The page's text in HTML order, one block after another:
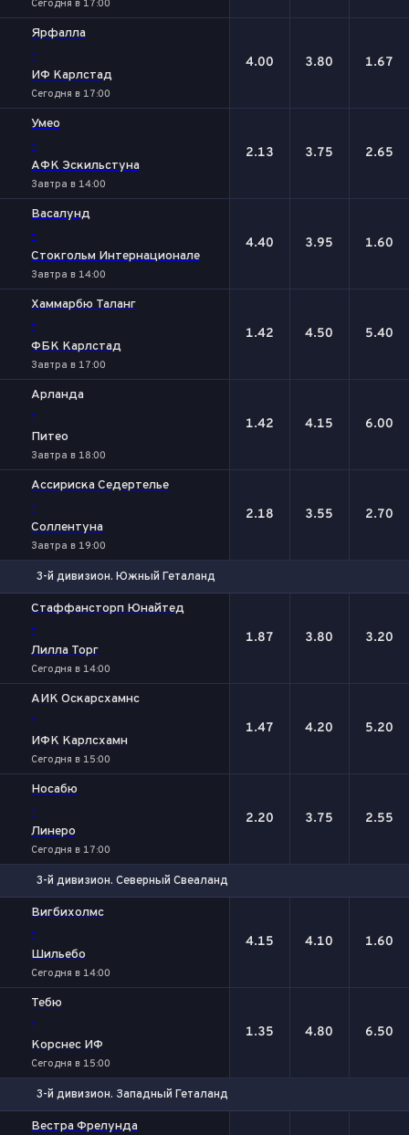
Сегодня в 17:00
Ярфалла
-
ИФ Карлстад
Сегодня в 17:00
4.00 3.80 1.67
Умео
-
АФК Эскильстуна
Завтра в 14:00
2.13 3.75 2.65
Васалунд
-
Стокгольм Интернационале
Завтра в 14:00
4.40 3.95 1.60
Хаммарбю Таланг
-
ФБК Карлстад
Завтра в 17:00
1.42 4.50 5.40
Арланда
-
Питео
Завтра в 18:00
1.42 4.15 6.00
Ассириска Седертелье
-
Соллентуна
Завтра в 19:00
2.18 3.55 2.70
3-й дивизион. Южный Геталанд
Стаффансторп Юнайтед
-
Лилла Торг
Сегодня в 14:00
1.87 3.80 3.20
АИК Оскарсхамнс
-
ИФК Карлсхамн
Сегодня в 15:00
1.47 4.20 5.20
Носабю
-
Линеро
Сегодня в 17:00
2.20 3.75 2.55
3-й дивизион. Северный Свеаланд
Вигбихолмс
-
Шильебо
Сегодня в 14:00
4.15 4.10 1.60
Тебю
-
Корснес ИФ
Сегодня в 15:00
1.35 4.80 6.50
3-й дивизион. Западный Геталанд
Вестра Фрелунда